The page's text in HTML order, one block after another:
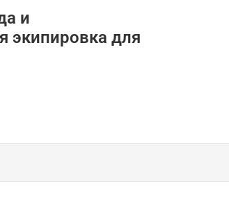
и
экипировка для